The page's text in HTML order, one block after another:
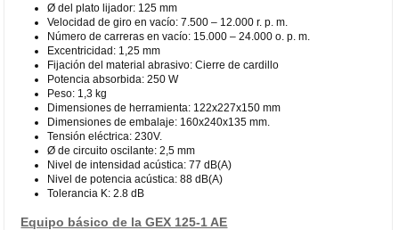
Ø del plato lijador: 125 mm
Velocidad de giro en vacío: 7.500 – 12.000 r. p. m.
Número de carreras en vacío: 15.000 – 24.000 o. p. m.
Excentricidad: 1,25 mm
Fijación del material abrasivo: Cierre de cardillo
Potencia absorbida: 250 W
Peso: 1,3 kg
Dimensiones de herramienta: 122x227x150 mm
Dimensiones de embalaje: 160x240x135 mm.
Tensión eléctrica: 230V.
Ø de circuito oscilante: 2,5 mm
Nivel de intensidad acústica: 77 dB(A)
Nivel de potencia acústica: 88 dB(A)
Tolerancia K: 2.8 dB
Equipo básico de la GEX 125-1 AE